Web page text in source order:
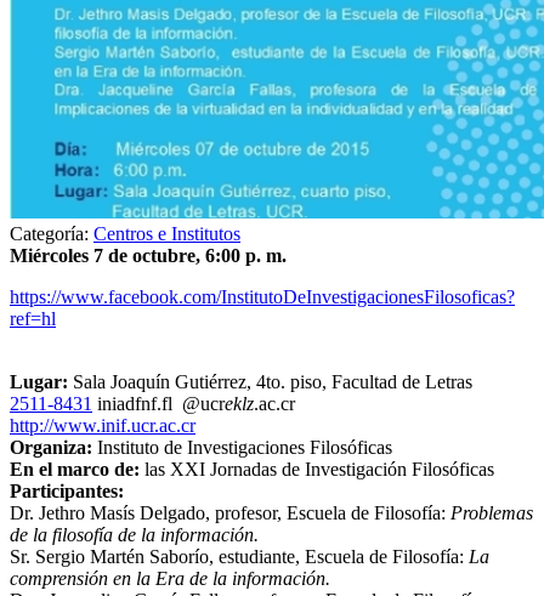
Categoría: Centros e Institutos
Miércoles 7 de octubre, 6:00 p. m.
https://www.facebook.com/InstitutoDeInvestigacionesFilosoficas?
ref=hl
Lugar: Sala Joaquín Gutiérrez, 4to. piso, Facultad de Letras
2511-8431 iniadfnf.fl @ucreklz.ac.cr
http://www.inif.ucr.ac.cr
Organiza: Instituto de Investigaciones Filosóficas
En el marco de: las XXI Jornadas de Investigación Filosóficas
Participantes:
Dr. Jethro Masís Delgado, profesor, Escuela de Filosofía: Problemas
de la filosofía de la información.
Sr. Sergio Martén Saborío, estudiante, Escuela de Filosofía: La
comprensión en la Era de la información.